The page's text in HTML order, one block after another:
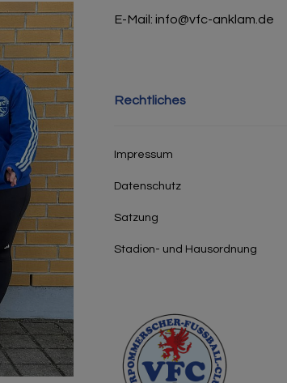
E-Mail: info@vfc-anklam.de
Rechtliches
Impressum
Datenschutz
Satzung
Stadion- und Hausordnung